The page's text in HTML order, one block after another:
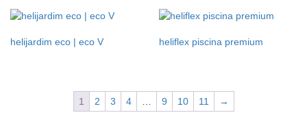
helijardim eco | eco V heliflex piscina premium
1 2 3 4 9 10 11 →